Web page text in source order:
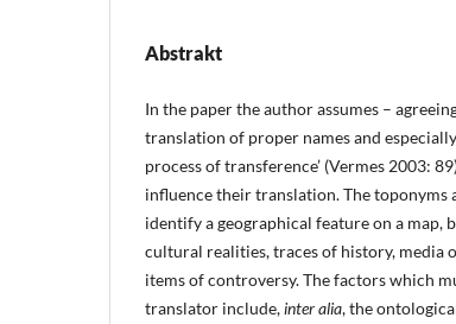
Abstrakt
In the paper the author assumes –
translation of proper names and
process of transference’ (Vermes 2003:
influence their translation. The toponyms
identify a geographical feature on a map,
cultural realities, traces of history, media
items of controversy. The factors which
translator include,inter alia, the